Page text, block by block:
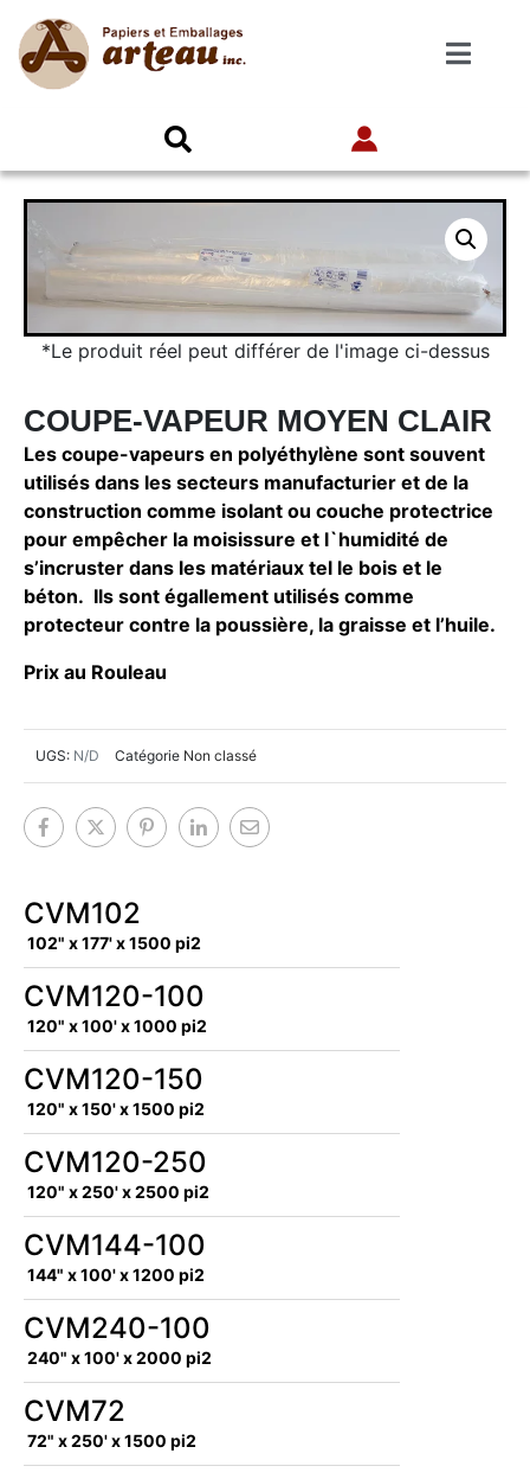
*Le produit réel peut différer de l'image ci-dessus
COUPE-VAPEUR MOYEN CLAIR
UGS: N/D Catégorie Non classé
Les coupe-vapeurs en polyéthylène sont souvent
utilisés dans les secteurs manufacturier et de la
construction comme isolant ou couche protectrice
pour empêcher la moisissure et l`humidité de
s’incruster dans les matériaux tel le bois et le
béton. Ils sont égallement utilisés comme
protecteur contre la poussière, la graisse et l’huile.
Prix au Rouleau
CVM102
102" x 177' x 1500 pi2
CVM120-100
120" x 100' x 1000 pi2
CVM120-150
120" x 150' x 1500 pi2
CVM120-250
120" x 250' x 2500 pi2
CVM144-100
144" x 100' x 1200 pi2
CVM240-100
240" x 100' x 2000 pi2
CVM72
72" x 250' x 1500 pi2